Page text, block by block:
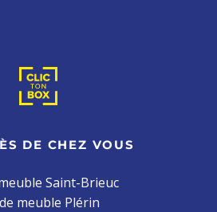
DE CHEZ VOUS
Saint-Brieuc
meuble Plérin